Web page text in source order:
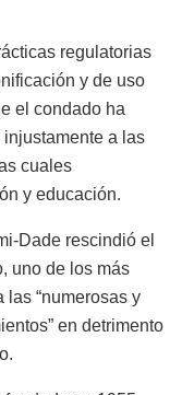
regulatorias
y de uso
el condado ha
a las
cuales
y educación.
Dade rescindió el
uno de los más
“numerosas y
en detrimento